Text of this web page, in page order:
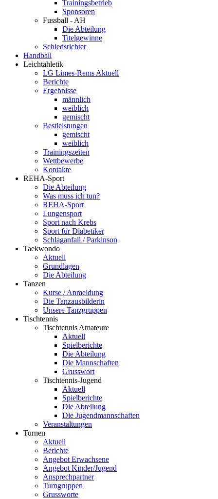
Trainingsbetrieb
Sponsoren
Fussball - AH
Die Abteilung
Titelgewinne
Schiedsrichter
Handball
Leichtahletik
LG Limes-Rems Aktuell
Berichte
Ergebnisse
männlich
weiblich
gemischt
Bestleistungen
gemischt
weiblich
Trainingszeiten
Wettbewerbe
Kontakte
REHA-Sport
Die Abteilung
Was muss ich tun?
REHA-Sport
Lungensport
Sport nach Krebs
Sport für Diabetiker
Schlaganfall / Parkinson
Taekwondo
Aktuell
Grundlagen
Die Abteilung
Tanzen
Kurse / Anmeldung
Die Tanzausbilderin
Unsere Tanzgruppen
Tischtennis
Tischtennis Amateure
Aktuell
Spielberichte
Die Abteilung
Die Mannschaften
Grusswort
Tischtennis-Jugend
Aktuell
Spielberichte
Die Abteilung
Die Jugendmannschaften
Veranstaltungen
Turnen
Aktuell
Berichte
Angebot Erwachsene
Angebot Kinder/Jugend
Ansprechpartner
Turngruppen
Grussworte